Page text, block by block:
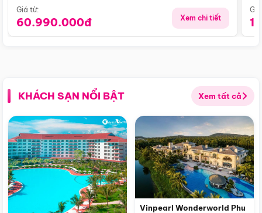
Giá từ:
60.990.000đ Xem chi tiết
KHÁCH SẠN NỔI BẬT Xem tất cả
Vinpearl Wonderworld Phu